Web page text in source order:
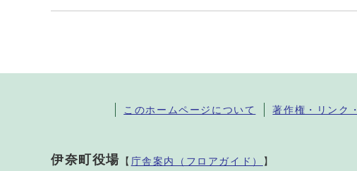
このホームページについて 著作権・リンク
伊奈町役場 【 庁舎案内（フロアガイド） 】